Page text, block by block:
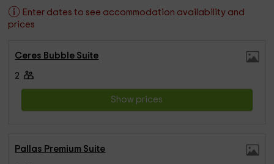
Enter dates to see accommodation availability and
prices
Ceres Bubble Suite
2
Show prices
Pallas Premium Suite